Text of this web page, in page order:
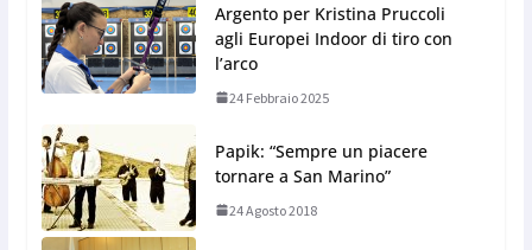
Argento per Kristina Pruccoli
agli Europei Indoor di tiro con
l’arco
24 Febbraio 2025
Papik: “Sempre un piacere
tornare a San Marino”
24 Agosto 2018